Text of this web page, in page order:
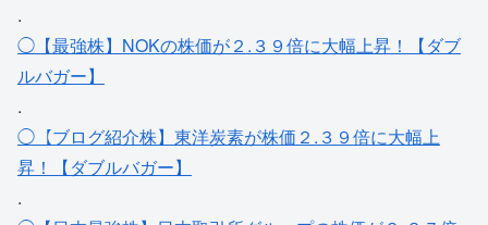
.
◯【最強株】NOKの株価が２.３９倍に大幅上昇！【ダブ
ルバガー】
.
◯【ブログ紹介株】東洋炭素が株価２.３９倍に大幅上
昇！【ダブルバガー】
.